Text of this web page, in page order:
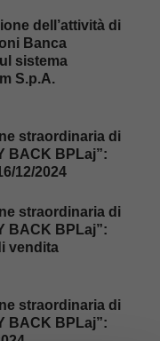
dell’attività di
Banca
sistema
S.p.A.
straordinaria di
BACK BPLaj”:
12/2024
straordinaria di
BACK BPLaj”:
vendita
straordinaria di
BACK BPLaj”: